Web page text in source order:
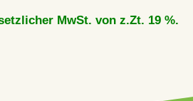
MwSt. von z.Zt. 19 %.